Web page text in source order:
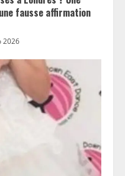
fausse affirmation
2026